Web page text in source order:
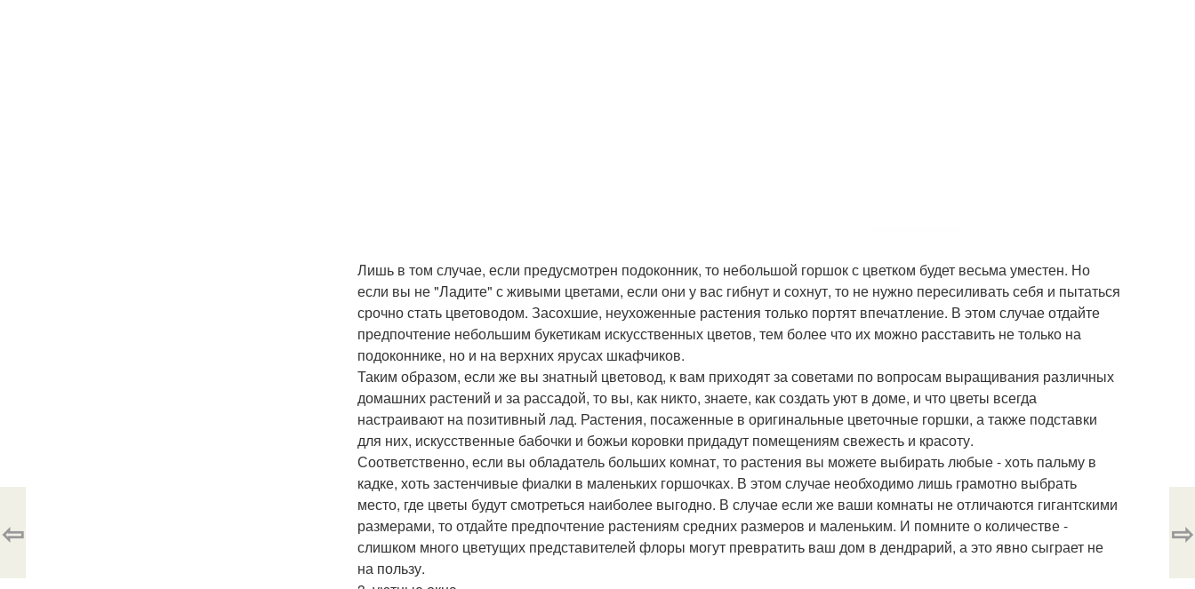
Лишь в том случае, если предусмотрен подоконник, то небольшой горшок с цветком будет весьма уместен. Но
если вы не "Ладите" с живыми цветами, если они у вас гибнут и сохнут, то не нужно пересиливать себя и пытаться
срочно стать цветоводом. Засохшие, неухоженные растения только портят впечатление. В этом случае отдайте
предпочтение небольшим букетикам искусственных цветов, тем более что их можно расставить не только на
подоконнике, но и на верхних ярусах шкафчиков.
Таким образом, если же вы знатный цветовод, к вам приходят за советами по вопросам выращивания различных
домашних растений и за рассадой, то вы, как никто, знаете, как создать уют в доме, и что цветы всегда
настраивают на позитивный лад. Растения, посаженные в оригинальные цветочные горшки, а также подставки
для них, искусственные бабочки и божьи коровки придадут помещениям свежесть и красоту.
Соответственно, если вы обладатель больших комнат, то растения вы можете выбирать любые - хоть пальму в
кадке, хоть застенчивые фиалки в маленьких горшочках. В этом случае необходимо лишь грамотно выбрать
место, где цветы будут смотреться наиболее выгодно. В случае если же ваши комнаты не отличаются гигантскими
размерами, то отдайте предпочтение растениям средних размеров и маленьким. И помните о количестве -
слишком много цветущих представителей флоры могут превратить ваш дом в дендрарий, а это явно сыграет не
на пользу.
⇦ ⇨